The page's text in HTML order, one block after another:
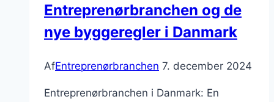
Entreprenørbranchen og de
nye byggeregler i Danmark
AfEntreprenørbranchen 7. december 2024
Entreprenørbranchen i Danmark: En